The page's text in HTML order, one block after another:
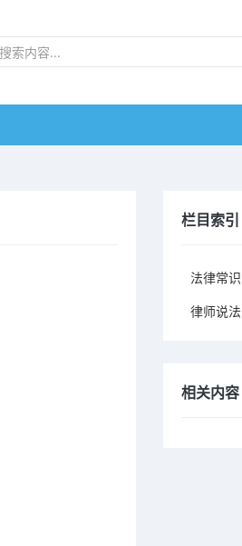
栏目索引
法律常识
律师说法
相关内容